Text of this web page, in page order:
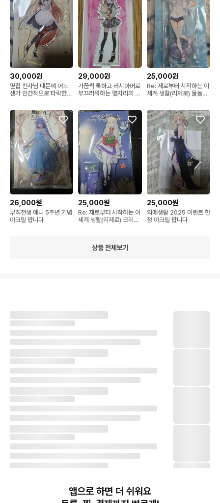
30,000원
옆집 천사님 때문에 어느
샌가 인간적으로 타락한
29,000원
가끔씩 툭하고 러시아어로
부끄러워하는 옆자리의 아
25,000원
Re: 제로부터 시작하는 이
세계 생활(리제로) 물놀이
26,000원
무직전생 애니 5주년 기념
아크릴 팝니다
25,000원
Re: 제로부터 시작하는 이
세계 생활(리제로) 크리스
25,000원
의매생활 2025 이벤트 한
정 아크릴 팝니다
상품 전체보기
앱으로 하면 더 쉬워요